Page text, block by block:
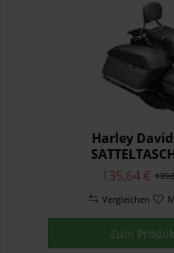
Harley
DECKELSCHONER
135,64 €
Vergleichen
Zum